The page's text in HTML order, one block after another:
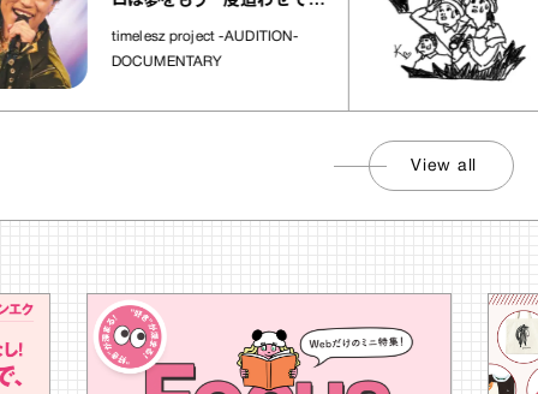
れた場所」
timelesz project -AUDITION-
DOCUMENTARY
View all